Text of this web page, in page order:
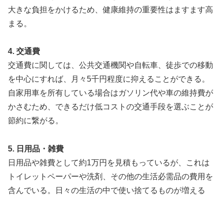
大きな負担をかけるため、健康維持の重要性はますます高
まる。
4. 交通費
交通費に関しては、公共交通機関や自転車、徒歩での移動
を中心にすれば、月々5千円程度に抑えることができる。
自家用車を所有している場合はガソリン代や車の維持費が
かさむため、できるだけ低コストの交通手段を選ぶことが
節約に繋がる。
5. 日用品・雑費
日用品や雑費として約1万円を見積もっているが、これは
トイレットペーパーや洗剤、その他の生活必需品の費用を
含んでいる。日々の生活の中で使い捨てるものが増える